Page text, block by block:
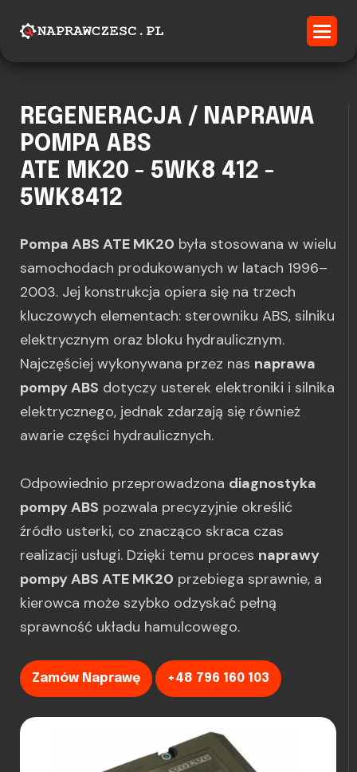
REGENERACJA / NAPRAWA
POMPA ABS
ATE MK20 - 5WK8 412 -
5WK8412
Pompa ABS ATE MK20 była stosowana w wielu
samochodach produkowanych w latach 1996–
2003. Jej konstrukcja opiera się na trzech
kluczowych elementach: sterowniku ABS, silniku
elektrycznym oraz bloku hydraulicznym.
Najczęściej wykonywana przez nas naprawa
pompy ABS dotyczy usterek elektroniki i silnika
elektrycznego, jednak zdarzają się również
awarie części hydraulicznych.
Odpowiednio przeprowadzona diagnostyka
pompy ABS pozwala precyzyjnie określić
źródło usterki, co znacząco skraca czas
realizacji usługi. Dzięki temu proces naprawy
pompy ABS ATE MK20 przebiega sprawnie, a
kierowca może szybko odzyskać pełną
sprawność układu hamulcowego.
Zamów Naprawę +48 796 160 103